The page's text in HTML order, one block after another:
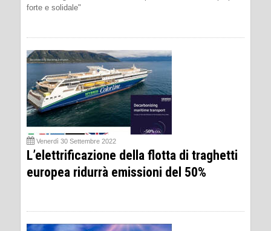
forte e solidale"
Venerdì 30 Settembre 2022
L’elettrificazione della flotta di traghetti
europea ridurrà emissioni del 50%